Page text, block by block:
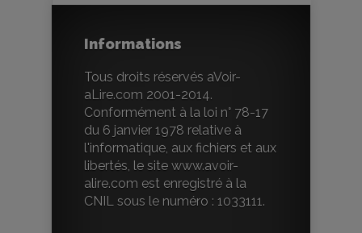
Informations
Tous droits réservés aVoir-
aLire.com 2001-2014.
Conformément à la loi n° 78-17
du 6 janvier 1978 relative à
l'informatique, aux fichiers et aux
libertés, le site www.avoir-
alire.com est enregistré à la
CNIL sous le numéro : 1033111.